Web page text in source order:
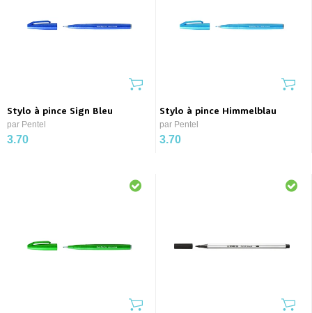
Stylo à pince Sign Bleu
par Pentel
3.70
Stylo à pince Himmelblau
par Pentel
3.70